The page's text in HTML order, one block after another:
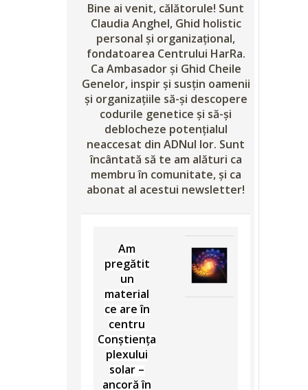
Bine ai venit, călătorule! Sunt
Claudia Anghel, Ghid holistic
personal și organizațional,
fondatoarea Centrului HarRa.
Ca Ambasador și Ghid Cheile
Genelor, inspir și susțin oamenii
și organizațiile să-și descopere
codurile genetice și să-și
deblocheze potențialul
neaccesat din ADNul lor. Sunt
încântată să te am alături ca
membru în comunitate, și ca
abonat al acestui newsletter!
Am
pregătit
un
material
ce are în
centru
Conștiența
plexului
solar –
ancoră în